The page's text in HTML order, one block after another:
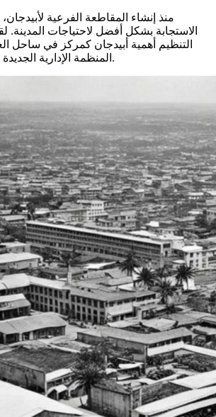
منذ إنشاء المقاطعة الفرعية
الاستجابة بشكل أفضل لاحتياجات المدينة.
التنظيم أهمية أبيدجان كمركز في ساحل
المنظمة الإدارية الجديدة أبيدجان بشكل إيجابي.